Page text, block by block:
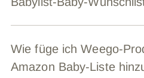
Wie füge ich Weego-
Amazon Baby-Liste